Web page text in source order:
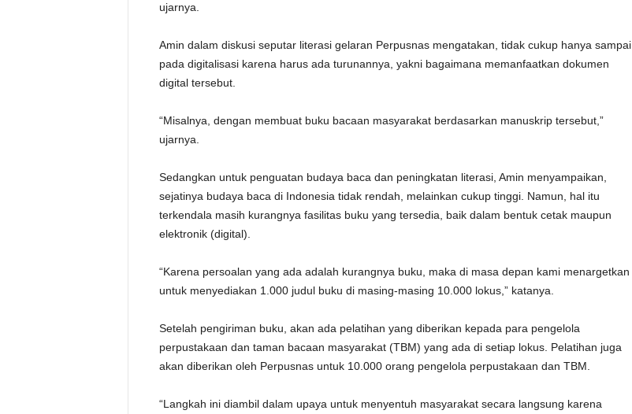
ujarnya.
Amin dalam diskusi seputar literasi gelaran Perpusnas mengatakan, tidak cukup hanya sampai
pada digitalisasi karena harus ada turunannya, yakni bagaimana memanfaatkan dokumen
digital tersebut.
“Misalnya, dengan membuat buku bacaan masyarakat berdasarkan manuskrip tersebut,”
ujarnya.
Sedangkan untuk penguatan budaya baca dan peningkatan literasi, Amin menyampaikan,
sejatinya budaya baca di Indonesia tidak rendah, melainkan cukup tinggi. Namun, hal itu
terkendala masih kurangnya fasilitas buku yang tersedia, baik dalam bentuk cetak maupun
elektronik (digital).
“Karena persoalan yang ada adalah kurangnya buku, maka di masa depan kami menargetkan
untuk menyediakan 1.000 judul buku di masing-masing 10.000 lokus,” katanya.
Setelah pengiriman buku, akan ada pelatihan yang diberikan kepada para pengelola
perpustakaan dan taman bacaan masyarakat (TBM) yang ada di setiap lokus. Pelatihan juga
akan diberikan oleh Perpusnas untuk 10.000 orang pengelola perpustakaan dan TBM.
“Langkah ini diambil dalam upaya untuk menyentuh masyarakat secara langsung karena